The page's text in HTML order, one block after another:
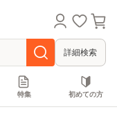
詳細検索
特集 初めての方